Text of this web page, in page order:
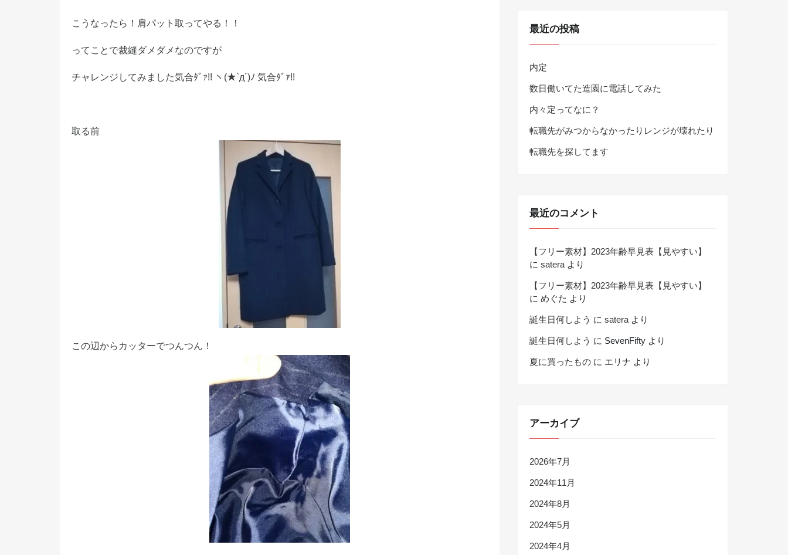
こうなったら！肩パット取ってやる！！
ってことで裁縫ダメダメなのですが
チャレンジしてみました気合ﾀﾞｧ!! ヽ(★`д´)ﾉ 気合ﾀﾞｧ!!
取る前
この辺からカッターでつんつん！
最近の投稿
内定
数日働いてた造園に電話してみた
内々定ってなに？
転職先がみつからなかったりレンジが壊れたり
転職先を探してます
最近のコメント
【フリー素材】2023年齢早見表【見やすい】
に satera より
【フリー素材】2023年齢早見表【見やすい】
に めぐた より
誕生日何しよう に satera より
誕生日何しよう に SevenFifty より
夏に買ったもの に エリナ より
アーカイブ
2026年7月
2024年11月
2024年8月
2024年5月
2024年4月